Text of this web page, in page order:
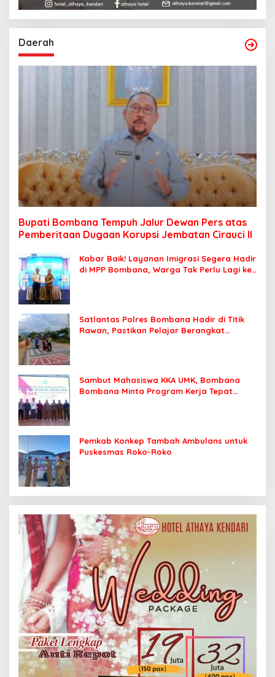
Daerah
Bupati Bombana Tempuh Jalur Dewan Pers atas
Pemberitaan Dugaan Korupsi Jembatan Cirauci II
Kabar Baik! Layanan Imigrasi Segera Hadir
di MPP Bombana, Warga Tak Perlu Lagi ke
Satlantas Polres Bombana Hadir di Titik
Rawan, Pastikan Pelajar Berangkat
Sambut Mahasiswa KKA UMK, Bombana
Bombana Minta Program Kerja Tepat
Pemkab Konkep Tambah Ambulans untuk
Puskesmas Roko-Roko